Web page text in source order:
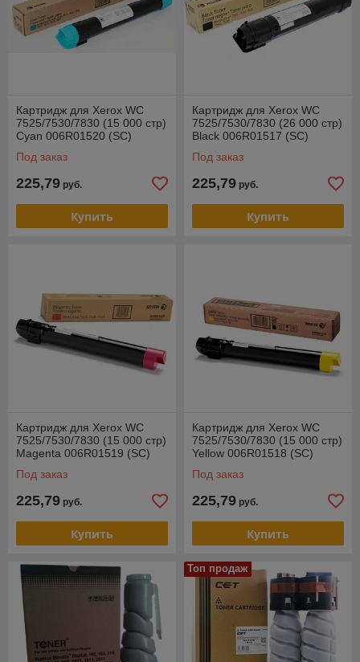
Картридж для Xerox WC
7525/7530/7830 (15 000 стр)
Cyan 006R01520 (SC)
Под заказ
225,79 руб.
Купить
Картридж для Xerox WC
7525/7530/7830 (26 000 стр)
Black 006R01517 (SC)
Под заказ
225,79 руб.
Купить
Картридж для Xerox WC
7525/7530/7830 (15 000 стр)
Magenta 006R01519 (SC)
Под заказ
225,79 руб.
Купить
Картридж для Xerox WC
7525/7530/7830 (15 000 стр)
Yellow 006R01518 (SC)
Под заказ
225,79 руб.
Купить
Топ продаж